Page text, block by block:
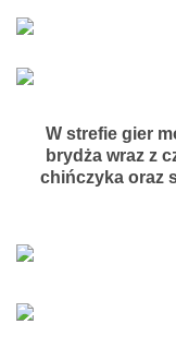
W strefie gier
brydża wraz z
chińczyka oraz